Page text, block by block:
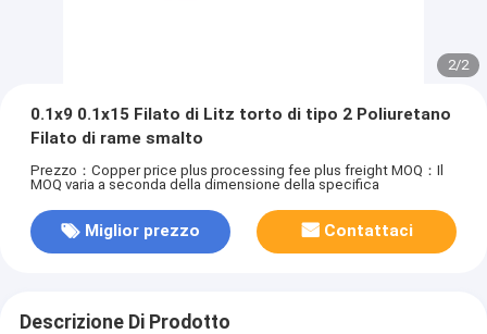
2/2
0.1x9 0.1x15 Filato di Litz torto di tipo 2 Poliuretano
Filato di rame smalto
Prezzo：Copper price plus processing fee plus freight MOQ：Il
MOQ varia a seconda della dimensione della specifica
Miglior prezzo Contattaci
Descrizione Di Prodotto